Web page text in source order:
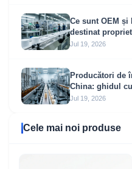
Ce sunt OEM și
destinat
Jul 19, 2026
Producători de
China: ghidul
OEM și ODM de
Jul 19, 2026
Cele mai noi produse